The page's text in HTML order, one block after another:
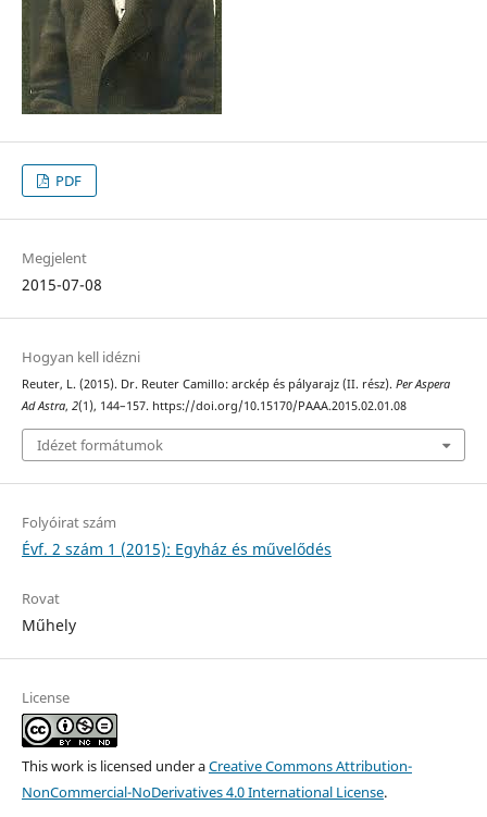
PDF
Megjelent
2015-07-08
Hogyan kell idézni
Reuter, L. (2015). Dr. Reuter Camillo: arckép és pályarajz (II. rész). Per Aspera
Ad Astra, 2(1), 144–157. https://doi.org/10.15170/PAAA.2015.02.01.08
Idézet formátumok
Folyóirat szám
Évf. 2 szám 1 (2015): Egyház és művelődés
Rovat
Műhely
License
This work is licensed under aCreative Commons Attribution-
NonCommercial-NoDerivatives 4.0 International License.